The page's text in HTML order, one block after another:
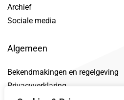
Archief
Sociale media
Algemeen
Bekendmakingen en regelgeving
Privacyverklaring